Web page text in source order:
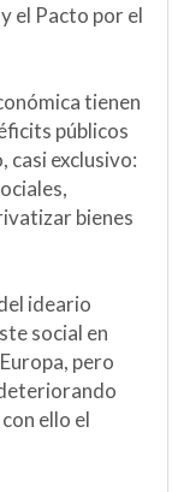
el Pacto por el
tienen
públicos
casi exclusivo:
bienes
ideario
social en
pero
ello el